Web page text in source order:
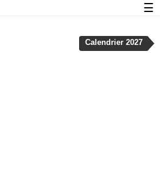
Calendrier 2027
☰